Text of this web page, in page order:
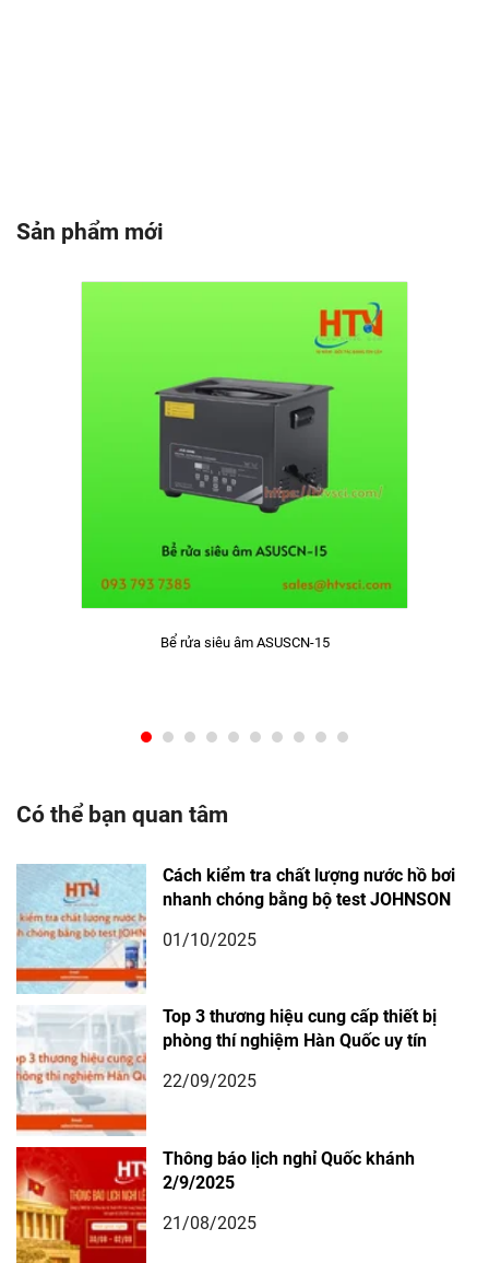
Sản phẩm mới
Bể rửa siêu âm ASUSCN-15
Có thể bạn quan tâm
Cách kiểm tra chất lượng nước hồ bơi
nhanh chóng bằng bộ test JOHNSON
01/10/2025
Top 3 thương hiệu cung cấp thiết bị
phòng thí nghiệm Hàn Quốc uy tín
22/09/2025
Thông báo lịch nghỉ Quốc khánh
2/9/2025
21/08/2025